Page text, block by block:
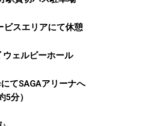
リアにて休憩
ェルビーホール
アリーナへ
分）